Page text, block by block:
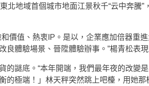
北地域首個城市地面江景秋千“云中奔騰”
價值、熱衷IP。是以，企業應加倍器重
體驗場景、晉陞體驗辦事。”楊青松表現
謎底。“本年開端，我們最年夜的改變
的極端！」林天秤突然跳上吧檯，用她那